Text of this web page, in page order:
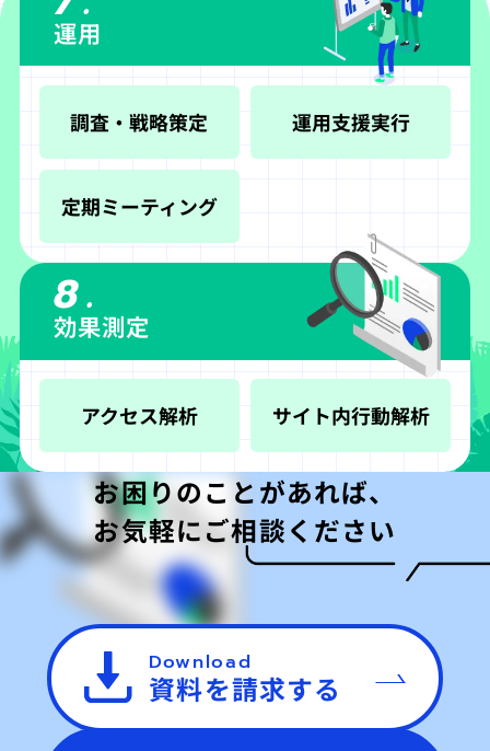
運用
調査・戦略策定 運用支援実行
定期ミーティング
8.
効果測定
アクセス解析 サイト内行動解析
お困りのことがあれば、
お気軽にご相談ください
Download
資料を請求する